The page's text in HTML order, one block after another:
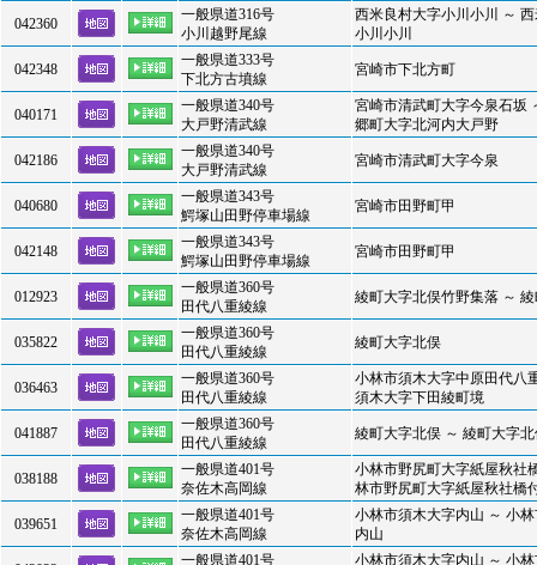
042360
一般県道316号
小川越野尾線
西米良村大字小川小川 ～
小川小川
042348
一般県道333号
下北方古墳線
宮崎市下北方町
040171
一般県道340号
大戸野清武線
宮崎市清武町大字今泉石坂
郷町大字北河内大戸野
042186
一般県道340号
大戸野清武線
宮崎市清武町大字今泉
040680
一般県道343号
鰐塚山田野停車場線
宮崎市田野町甲
042148
一般県道343号
鰐塚山田野停車場線
宮崎市田野町甲
012923
一般県道360号
田代八重綾線
綾町大字北俣竹野集落 ～
035822
一般県道360号
田代八重綾線
綾町大字北俣
036463
一般県道360号
田代八重綾線
小林市須木大字中原田代八
須木大字下田綾町境
041887
一般県道360号
田代八重綾線
綾町大字北俣 ～ 綾町大字
038188
一般県道401号
奈佐木高岡線
小林市野尻町大字紙屋秋社
林市野尻町大字紙屋秋社橋
039651
一般県道401号
奈佐木高岡線
小林市須木大字内山 ～ 小
内山
一般県道401号
小林市須木大字内山 ～ 小